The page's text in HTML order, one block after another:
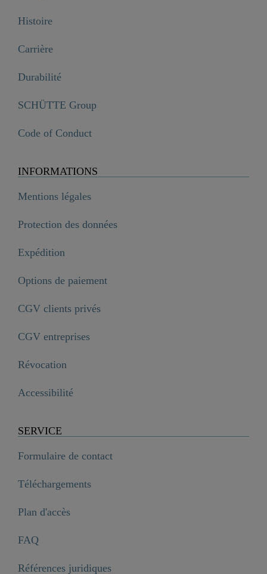
Histoire
Carrière
Durabilité
SCHÜTTE Group
Code of Conduct
INFORMATIONS
Mentions légales
Protection des données
Expédition
Options de paiement
CGV clients privés
CGV entreprises
Révocation
Accessibilité
SERVICE
Formulaire de contact
Téléchargements
Plan d'accès
FAQ
Références juridiques